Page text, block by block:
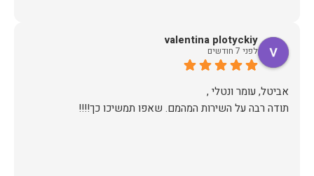
valentina plotyckiy
לפני 7 חודשים
תודה רבה על השירות המהמם. שאפו תמשיכו כך!!!!